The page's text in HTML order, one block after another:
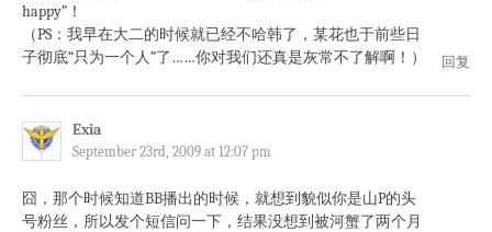
happy”！
（PS：我早在大二的时候就已经不哈韩了，某花也于前些日
子彻底“只为一个人”了……你对我们还真是灰常不了解啊！）
回复
Exia
September 23rd, 2009 at 12:07 pm
囧，那个时候知道BB播出的时候，就想到貌似你是山P的头
号粉丝，所以发个短信问一下，结果没想到被河蟹了两个月